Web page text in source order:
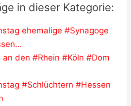
in dieser Kategorie:
ehemalige #Synagoge
an den #Rhein #Köln #Dom
#Schlüchtern #Hessen